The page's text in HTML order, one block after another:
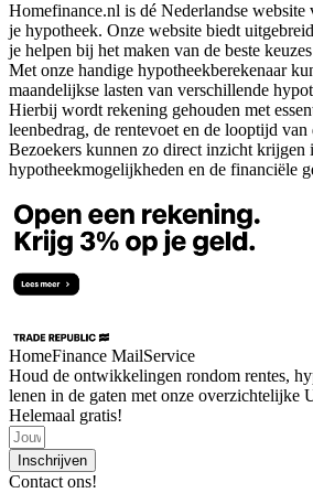
Homefinance.nl is dé Nederlandse website
je hypotheek. Onze website biedt
je helpen bij het maken van de beste
Met onze handige hypotheekberekenaar
maandelijkse lasten van verschillende
Hierbij wordt rekening gehouden met
leenbedrag, de rentevoet en de looptijd van
Bezoekers kunnen zo direct inzicht krijgen
hypotheekmogelijkheden en de financiële
HomeFinance MailService
Houd de ontwikkelingen rondom rentes,
lenen in de gaten met onze overzichtelijke
Helemaal gratis!
Inschrijven
Contact ons!